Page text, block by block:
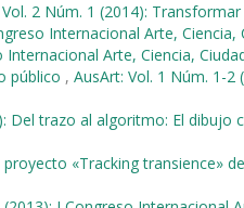
2 Núm. 1 (2014):
Internacional Arte, Ciencia,
Arte, Ciencia,
público , AusArt: Vol. 1 Núm. 1-2
Del trazo al algoritmo: El
«Tracking transience»